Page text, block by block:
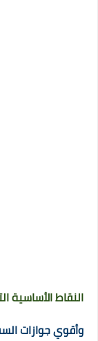
النقاط الأساسية
وأقوي جوازات